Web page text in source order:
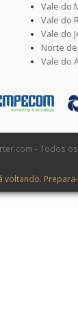
Vale do
Vale do
Vale do
Norte
Vale do
- Todos
voltando.